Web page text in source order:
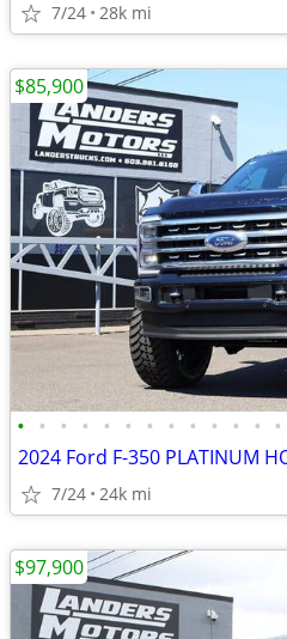
7/24 28k mi
• • • • • • • • • • • • •
7/24 24k mi
$85,900
$97,900